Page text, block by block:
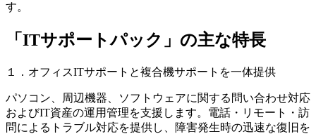
す。
「ITサポートパック」の主な特長
１．オフィスITサポートと複合機サポートを一体提供
パソコン、周辺機器、ソフトウェアに関する問い合わせ対応
およびIT資産の運用管理を支援します。電話・リモート・訪
問によるトラブル対応を提供し、障害発生時の迅速な復旧を